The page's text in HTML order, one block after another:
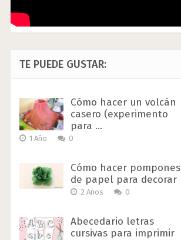
TE PUEDE GUSTAR:
Cómo hacer un volcán
casero (experimento
para …
1 Año 0
Cómo hacer pompones
de papel para decorar
2 Años 0
Abecedario letras
cursivas para imprimir